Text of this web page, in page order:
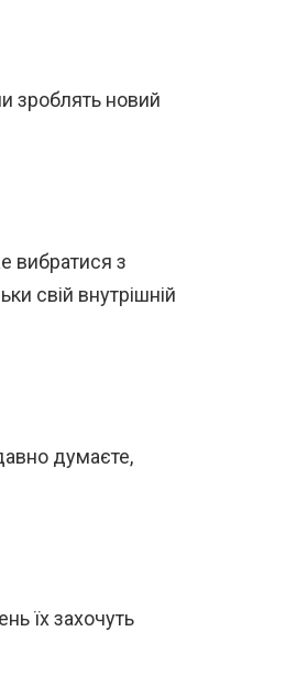
зроблять новий
вибратися з
свій внутрішній
думаєте,
їх захочуть